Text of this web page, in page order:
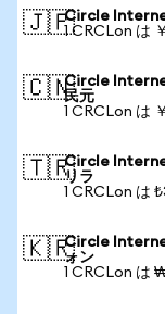
🇯🇵Circle
1 CRCLon は
🇨🇳Circle
民元
1 CRCLon は
🇹🇷Circle
リラ
1 CRCLon は
🇰🇷Circle
ォン
1 CRCLon は